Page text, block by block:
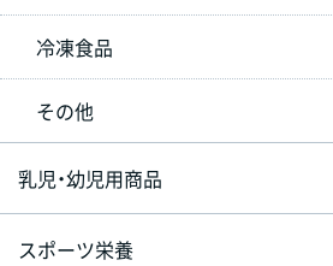
冷凍食品
その他
乳児・幼児用商品
スポーツ栄養